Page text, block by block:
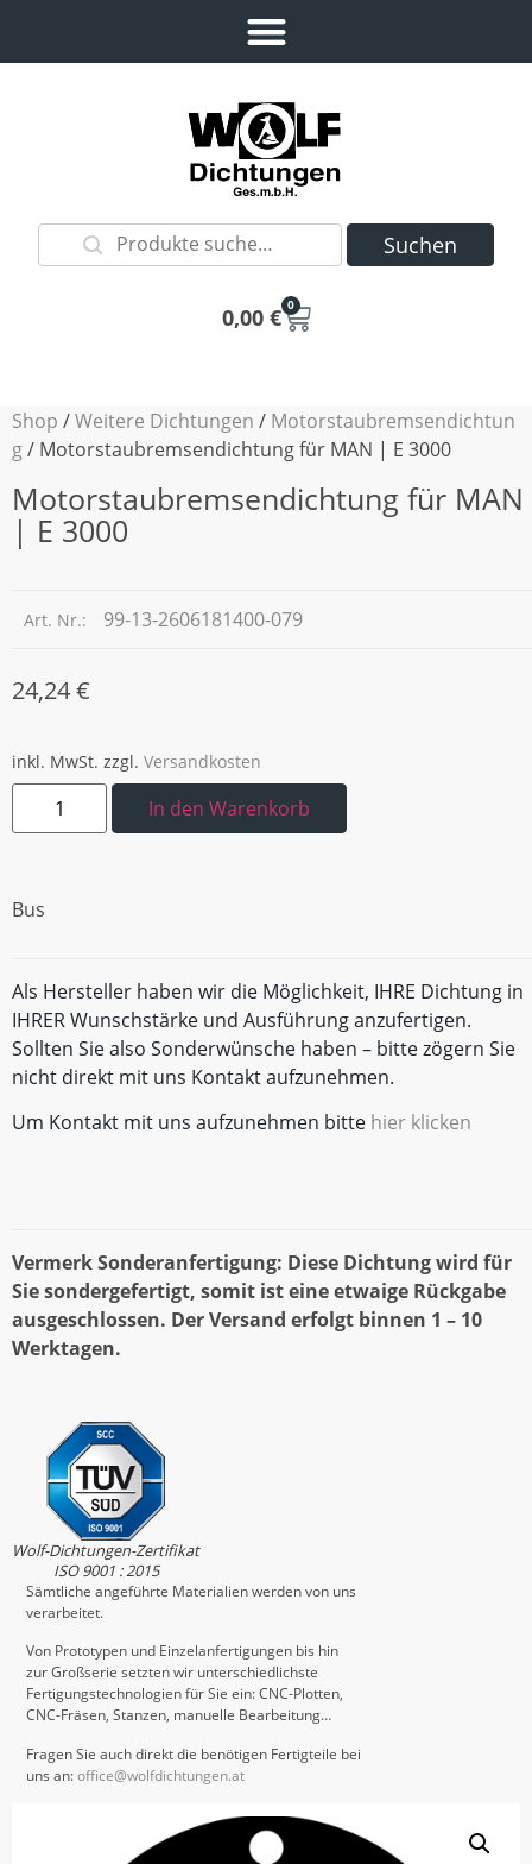
Suchen
0,00 € 0
Shop /Weitere Dichtungen / Motorstaubremsendichtun
g/ Motorstaubremsendichtung für MAN | E 3000
Motorstaubremsendichtung für MAN
| E 3000
Art. Nr.: 99-13-2606181400-079
24,24€
inkl. MwSt. zzgl. Versandkosten
In den Warenkorb
Bus
Als Hersteller haben wir die Möglichkeit, IHRE Dichtung in
IHRER Wunschstärke und Ausführung anzufertigen.
Sollten Sie also Sonderwünsche haben – bitte zögern Sie
nicht direkt mit uns Kontakt aufzunehmen.
Um Kontakt mit uns aufzunehmen bitte hier klicken
Vermerk Sonderanfertigung: Diese Dichtung wird für
Sie sondergefertigt, somit ist eine etwaige Rückgabe
ausgeschlossen. Der Versand erfolgt binnen 1 – 10
Werktagen.
Wolf-Dichtungen-Zertifikat
ISO 9001 : 2015
Sämtliche angeführte Materialien werden von uns
verarbeitet.
Von Prototypen und Einzelanfertigungen bis hin
zur Großserie setzten wir unterschiedlichste
Fertigungstechnologien für Sie ein: CNC-Plotten,
CNC-Fräsen, Stanzen, manuelle Bearbeitung…
Fragen Sie auch direkt die benötigen Fertigteile bei
uns an:office@wolfdichtungen.at